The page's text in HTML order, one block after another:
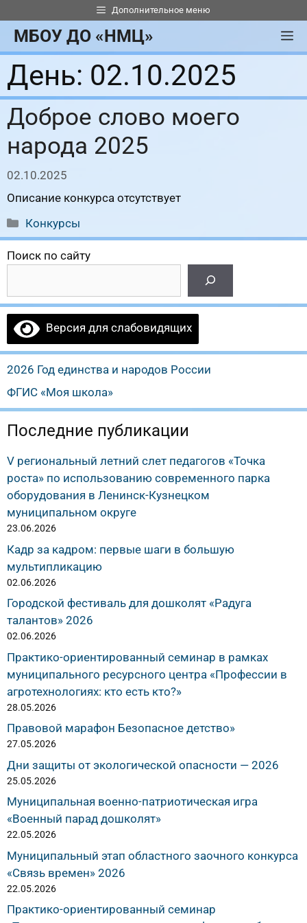
к
содержимому
Дополнительное меню
МБОУ ДО «НМЦ»
День: 02.10.2025
Доброе слово моего
народа 2025
02.10.2025
Описание конкурса отсутствует
Рубрики
Конкурсы
Поиск по сайту
Версия для слабовидящих
2026 Год единства и народов России
ФГИС «Моя школа»
Последние публикации
V региональный летний слет педагогов «Точка
роста» по использованию современного парка
оборудования в Ленинск-Кузнецком
муниципальном округе
23.06.2026
Кадр за кадром: первые шаги в большую
мультипликацию
02.06.2026
Городской фестиваль для дошколят «Радуга
талантов» 2026
02.06.2026
Практико-ориентированный семинар в рамках
муниципального ресурсного центра «Профессии в
агротехнологиях: кто есть кто?»
28.05.2026
Правовой марафон Безопасное детство»
27.05.2026
Дни защиты от экологической опасности — 2026
25.05.2026
Муниципальная военно-патриотическая игра
«Военный парад дошколят»
22.05.2026
Муниципальный этап областного заочного конкурса
«Связь времен» 2026
22.05.2026
Практико-ориентированный семинар